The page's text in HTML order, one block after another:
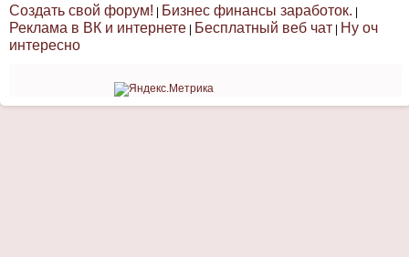
Создать свой форум! | Бизнес финансы заработок. |
Реклама в ВК и интернете | Бесплатный веб чат | Ну оч
интересно